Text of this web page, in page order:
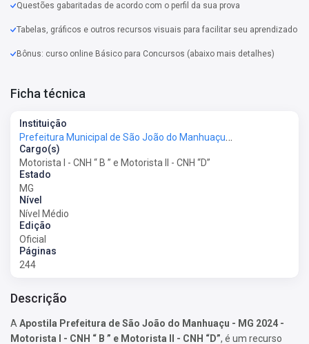
Questões gabaritadas de acordo com o perfil da sua prova
Tabelas, gráficos e outros recursos visuais para facilitar seu aprendizado
Bônus: curso online Básico para Concursos (abaixo mais detalhes)
Ficha técnica
Instituição
Prefeitura Municipal de São João do Manhuaçu - MG - Prefeitura de São João do Manhuaçu - MG
Cargo(s)
Motorista I - CNH “ B ” e Motorista II - CNH “D”
Estado
MG
Nível
Nível Médio
Edição
Oficial
Páginas
244
Descrição
A Apostila Prefeitura de São João do Manhuaçu - MG 2024 -
Motorista I - CNH “ B ” e Motorista II - CNH “D”, é um recurso